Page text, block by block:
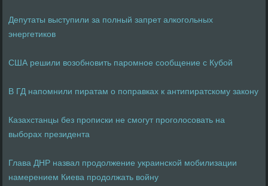
Депутаты выступили за полный запрет алкогольных
энергетиков
США решили возобновить паромное сообщение с Кубой
В ГД напомнили пиратам о поправках к антипиратскому закону
Казахстанцы без прописки не смогут проголосовать на
выборах президента
Глава ДНР назвал продолжение украинской мобилизации
намерением Киева продолжать войну